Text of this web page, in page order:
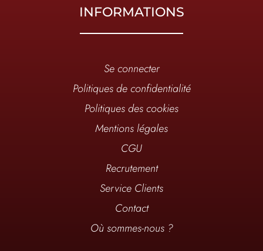
INFORMATIONS
Se connecter
Politiques de confidentialité
Politiques des cookies
Mentions légales
CGU
Recrutement
Service Clients
Contact
Où sommes-nous ?